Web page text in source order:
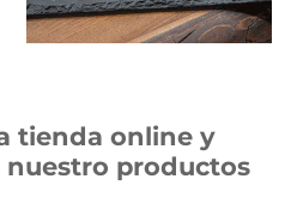
tienda online y
productos